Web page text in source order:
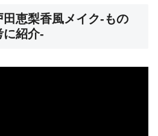
恵梨香風メイク-もの
に紹介-